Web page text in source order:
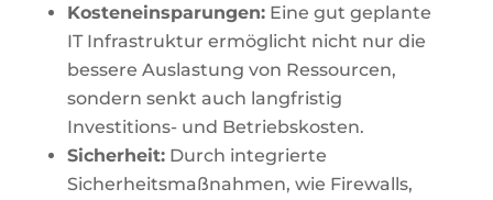
Kosteneinsparungen:Eine gut geplante
IT Infrastruktur ermöglicht nicht nur die
bessere Auslastung von Ressourcen,
sondern senkt auch langfristig
Investitions- und Betriebskosten.
Sicherheit:Durch integrierte
Sicherheitsmaßnahmen, wie Firewalls,